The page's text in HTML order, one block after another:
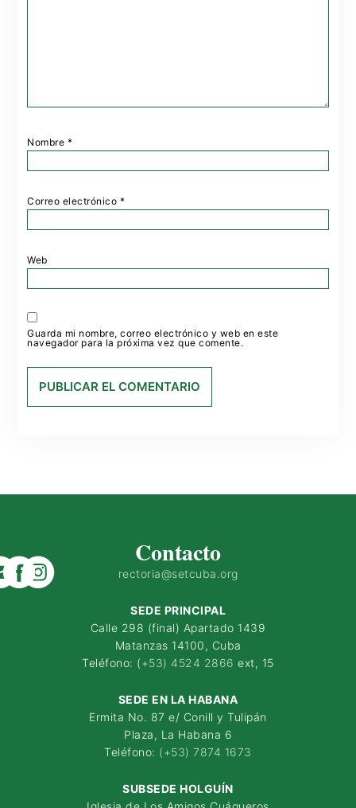
Nombre *
Correo electrónico *
Web
Guarda mi nombre, correo electrónico y web en este
navegador para la próxima vez que comente.
Contacto
rectoria@setcuba.org
SEDE PRINCIPAL
Calle 298 (final) Apartado 1439
Matanzas 14100, Cuba
Teléfono: (+53) 4524 2866 ext, 15
SEDE EN LA HABANA
Ermita No. 87 e/ Conill y Tulipán
Plaza, La Habana 6
Teléfono: (+53) 7874 1673
SUBSEDE HOLGUÍN